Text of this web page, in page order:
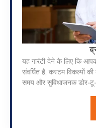
यह गारंटी देने के लिए कि
संवर्धित है, कस्टम विकल्पों
समय और सुविधाजनक डोर-टू-